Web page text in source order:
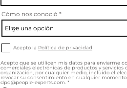
Cómo nos conoció
Acepto la Política de privacidad
Acepto que se utilicen mis datos para enviarme
comerciales electrónicas de productos y servicios
organización, por cualquier medio, incluido el
revocar su consentimiento en cualquier
dpd@people-experts.com. *